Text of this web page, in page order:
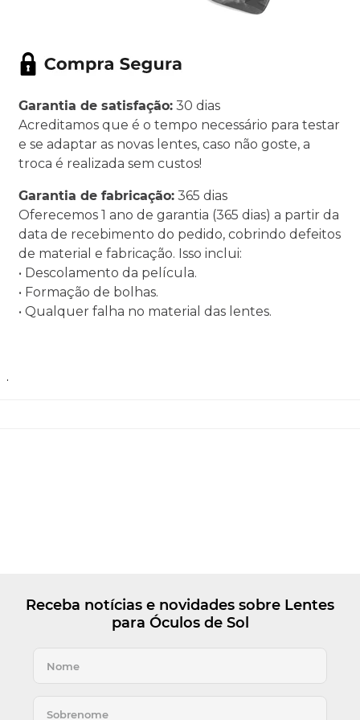
Garantia de satisfação: 30 dias
Acreditamos que é o tempo necessário para testar
e se adaptar as novas lentes, caso não goste, a
troca é realizada sem custos!
Garantia de fabricação: 365 dias
Oferecemos 1 ano de garantia (365 dias) a partir da
data de recebimento do pedido, cobrindo defeitos
de material e fabricação. Isso inclui:
• Descolamento da película.
• Formação de bolhas.
• Qualquer falha no material das lentes.
.
Receba notícias e novidades sobre Lentes
para Óculos de Sol